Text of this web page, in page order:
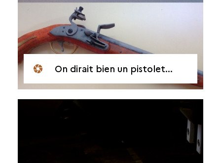
On dirait bien un pistolet...